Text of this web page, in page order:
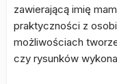
zawierającą imię
praktyczności z
możliwościach
czy rysunków